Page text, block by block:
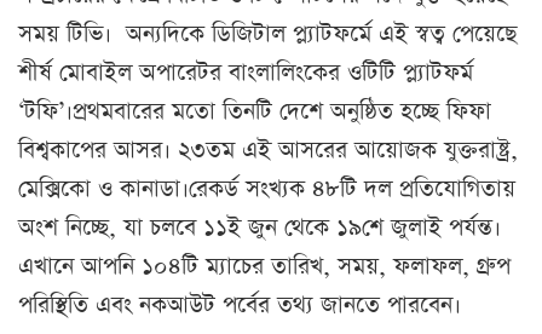
সময় টিভি। অন্যদিকে ডিজিটাল প্ল্যাটফর্মে এই স্বত্ব পেয়েছে
শীর্ষ মোবাইল অপারেটর বাংলালিংকের ওটিটি প্ল্যাটফর্ম
‘টফি’।প্রথমবারের মতো তিনটি দেশে অনুষ্ঠিত হচ্ছে ফিফা
বিশ্বকাপের আসর। ২৩তম এই আসরের আয়োজক যুক্তরাষ্ট্র,
মেক্সিকো ও কানাডা।রেকর্ড সংখ্যক ৪৮টি দল প্রতিযোগিতায়
অংশ নিচ্ছে, যা চলবে ১১ই জুন থেকে ১৯শে জুলাই পর্যন্ত।
এখানে আপনি ১০৪টি ম্যাচের তারিখ, সময়, ফলাফল, গ্রুপ
পরিস্থিতি এবং নকআউট পর্বের তথ্য জানতে পারবেন।